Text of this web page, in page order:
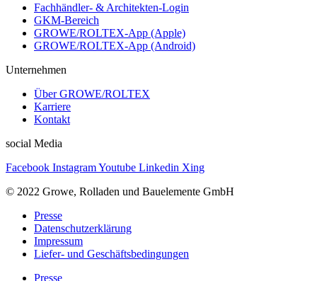
Fachhändler- & Architekten-Login
GKM-Bereich
GROWE/ROLTEX-App (Apple)
GROWE/ROLTEX-App (Android)
Unternehmen
Über GROWE/ROLTEX
Karriere
Kontakt
social Media
Facebook InstagramYoutube Linkedin Xing
© 2022 Growe, Rolladen und Bauelemente GmbH
Presse
Datenschutzerklärung
Impressum
Liefer- und Geschäftsbedingungen
Presse